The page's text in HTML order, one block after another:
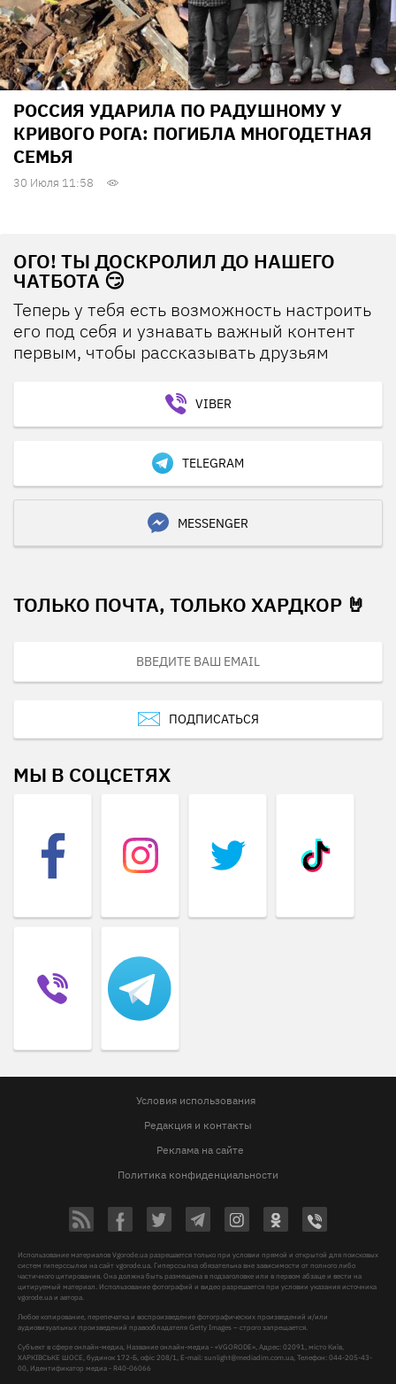
РОССИЯ УДАРИЛА ПО РАДУШНОМУ У
КРИВОГО РОГА: ПОГИБЛА МНОГОДЕТНАЯ
СЕМЬЯ
30 Июля 11:58
ОГО! ТЫ ДОСКРОЛИЛ ДО НАШЕГО
ЧАТБОТА 😏
Теперь у тебя есть возможность настроить
его под себя и узнавать важный контент
первым, чтобы рассказывать друзьям
VIBER
TELEGRAM
MESSENGER
ТОЛЬКО ПОЧТА, ТОЛЬКО ХАРДКОР 🤘
ПОДПИСАТЬСЯ
МЫ В СОЦСЕТЯХ
Условия использования
Редакция и контакты
Реклама на сайте
Политика конфиденциальности
Использование материалов Vgorode.ua разрешается только при условии прямой и открытой для поисковых
систем гиперссылки на сайт vgorode.ua. Гиперссылка обязательна вне зависимости от полного либо
частичного цитирования. Она должна быть размещена в подзаголовке или в первом абзаце и вести на
цитируемый материал. Использование фотографий и видео разрешается при условии указания источника
vgorode.ua и автора.
Любое копирование, перепечатка и воспроизведение фотографических произведений и/или
аудиовизуальных произведений правообладателя Getty Images – строго запрещается.
Субъект в сфере онлайн-медиа, Название онлайн-медиа - «VGORODE», Адрес: 02091, місто Київ,
ХАРКІВСЬКЕ ШОСЕ, будинок 172-Б, офіс 208/1, E-mail:sunlight@mediadim.com.ua , Телефон: 044-205-43-
00, Идентификатор медиа - R40-06066